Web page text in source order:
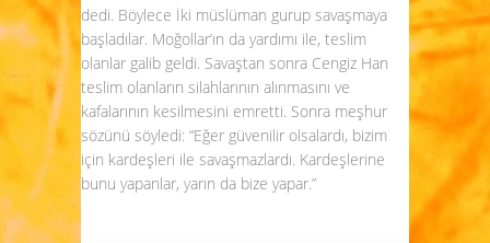
dedi. Böylece İki müslüman gurup savaşmaya
başladılar. Moğollar’ın da yardımı ile, teslim
olanlar galib geldi. Savaştan sonra Cengiz Han
teslim olanların silahlarının alınmasını ve
kafalarının kesilmesini emretti. Sonra meşhur
sözünü söyledi: “Eğer güvenilir olsalardı, bizim
için kardeşleri ile savaşmazlardı. Kardeşlerine
bunu yapanlar, yarın da bize yapar.”